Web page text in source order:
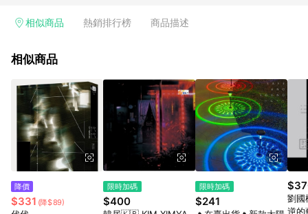
Smart mobile、神腦生活、JS巨盛、樂天KOBO電子書，請詳閱
台灣樂天市場，並在同一瀏覽器於24小時內結帳，才享有 LINE
市場 45 天內完成訂單出貨及結帳，則不符合贈點資格。 (4) 如
使用APP、或中途瀏覽比價網、回饋網、Google等其他網頁、或
由網頁版(電腦版/手機版網頁)切換為App都將會造成追蹤中斷而
無法進行 LINE POINTS 回饋。 (5) LINE 購物為購物資訊整合性
平台，商品資料更新會有時間差，如顯示之商品規格、顏色、價
位、贈品與台灣樂天市場銷售網頁不符，以銷售網頁標示為準。
(6) 導購訂單已逾 365 天，根據台灣樂天回饋規定，逾期訂單將
點數回饋或點數回饋有爭議，台灣樂天市場保有更改條款與法律
追訴之權利，活動詳情以樂天市場網站公告為準。
相似商品 熱銷排行榜 商品描述
相似商品
降價
$331 (降$89)
限時加碼
$400
限時加碼
$241
劉國
逆的